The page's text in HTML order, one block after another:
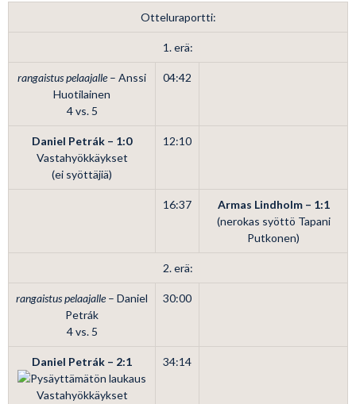
Otteluraportti:
1. erä:
rangaistus pelaajalle– Anssi
Huotilainen
4 vs. 5
04:42
Daniel Petrák – 1:0
Vastahyökkäykset
(ei syöttäjiä)
12:10
16:37
Armas Lindholm – 1:1
(nerokas syöttö Tapani
Putkonen)
2. erä:
rangaistus pelaajalle– Daniel
Petrák
4 vs. 5
30:00
Daniel Petrák – 2:1
Vastahyökkäykset
34:14